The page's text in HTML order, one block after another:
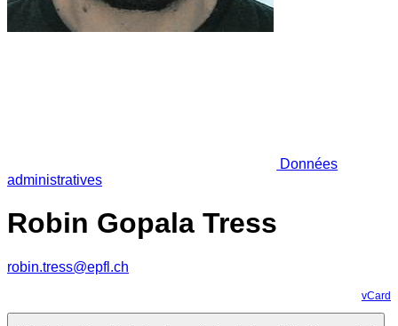
Données
administratives
Robin Gopala Tress
robin.tress@epfl.ch
vCard